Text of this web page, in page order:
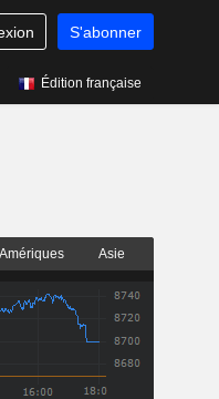
S'abonner
Édition française
Amériques Asie